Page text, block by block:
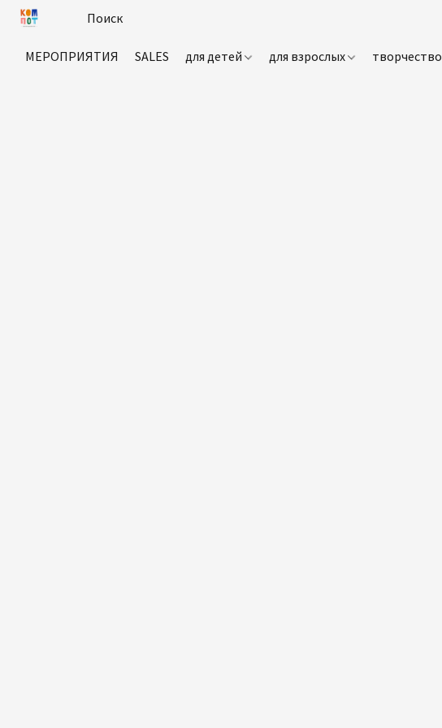
МЕРОПРИЯТИЯ SALES для детей для взрослых творчество